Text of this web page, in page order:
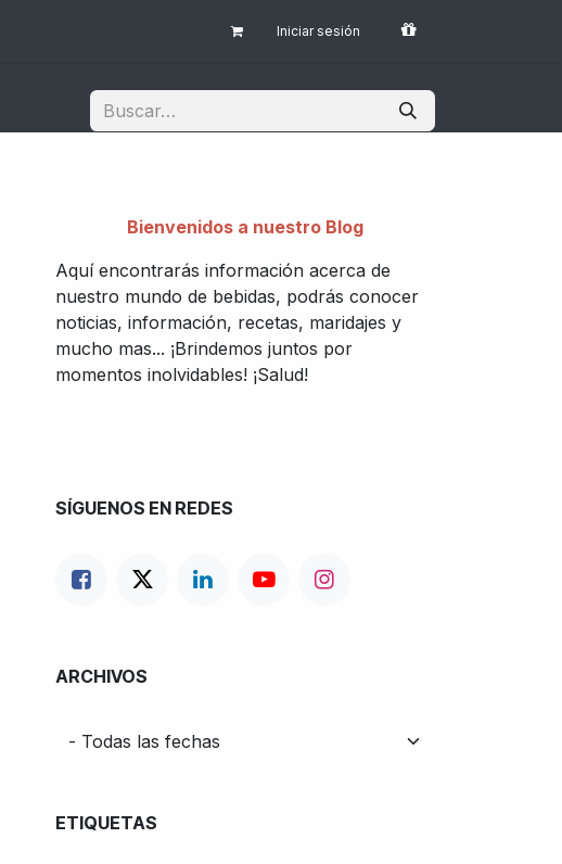
Iniciar sesión
Bienvenidos a nuestro Blog
Aquí encontrarás información acerca de
nuestro mundo de bebidas, podrás conocer
noticias, información, recetas, maridajes y
mucho mas... ¡Brindemos juntos por
momentos inolvidables! ¡Salud!
SÍGUENOS EN REDES
ARCHIVOS
ETIQUETAS